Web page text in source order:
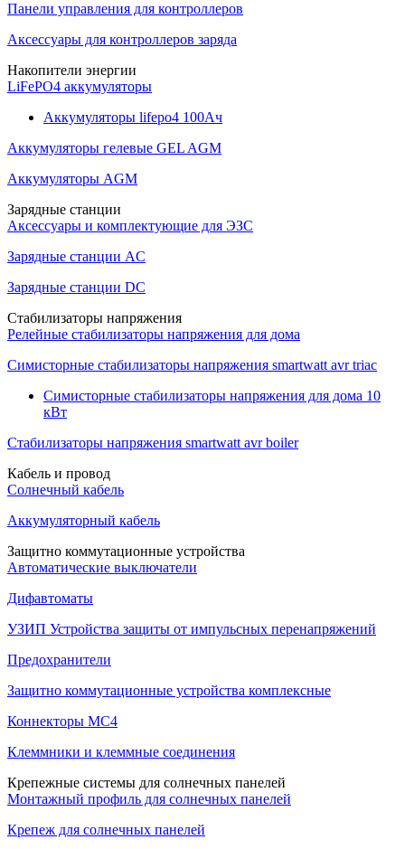
Панели управления для контроллеров
Аксессуары для контроллеров заряда
Накопители энергии
LiFePO4 аккумуляторы
Аккумуляторы lifepo4 100Ач
Аккумуляторы гелевые GEL AGM
Аккумуляторы AGM
Зарядные станции
Аксессуары и комплектующие для ЭЗС
Зарядные станции AC
Зарядные станции DC
Стабилизаторы напряжения
Релейные стабилизаторы напряжения для дома
Симисторные стабилизаторы напряжения smartwatt avr triac
Симисторные стабилизаторы напряжения для дома 10
кВт
Стабилизаторы напряжения smartwatt avr boiler
Кабель и провод
Солнечный кабель
Аккумуляторный кабель
Защитно коммутационные устройства
Автоматические выключатели
Дифавтоматы
УЗИП Устройства защиты от импульсных перенапряжений
Предохранители
Защитно коммутационные устройства комплексные
Коннекторы MC4
Клеммники и клеммные соединения
Крепежные системы для солнечных панелей
Монтажный профиль для солнечных панелей
Крепеж для солнечных панелей